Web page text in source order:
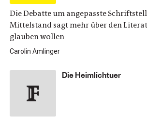
Die Debatte um angepasste
Mittelstand sagt mehr über den
glauben wollen
Carolin Amlinger
Die Heimlichtuer